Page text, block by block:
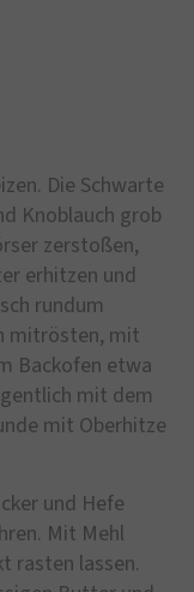
Die Schwarte
Knoblauch grob
zerstoßen,
erhitzen und
rundum
mitrösten, mit
Backofen etwa
mit dem
mit Oberhitze
und Hefe
Mit Mehl
rasten lassen.